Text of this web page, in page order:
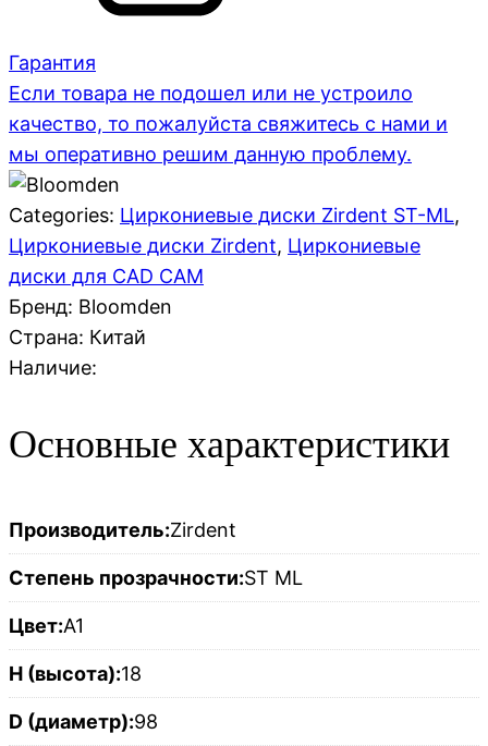
Гарантия
Если товара не подошел или не устроило
качество, то пожалуйста свяжитесь с нами и
мы оперативно решим данную проблему.
Categories: Циркониевые диски Zirdent ST-ML,
Циркониевые диски Zirdent, Циркониевые
диски для CAD CAM
Бренд: Bloomden
Страна: Китай
Наличие:
Основные характеристики
Производитель:Zirdent
Степень прозрачности:ST ML
Цвет:A1
H (высота):18
D (диаметр):98